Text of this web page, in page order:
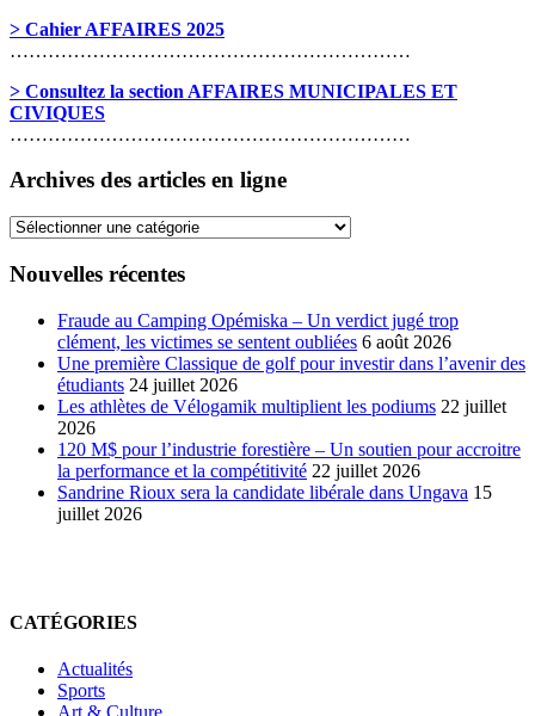
> Cahier AFFAIRES 2025
………………………………………………………
> Consultez la section AFFAIRES MUNICIPALES ET
CIVIQUES
………………………………………………………
Archives des articles en ligne
Archives
articles
Nouvelles récentes
Fraude au Camping Opémiska – Un verdict jugé trop
clément, les victimes se sentent oubliées 6 août 2026
Une première Classique de golf pour investir dans l’avenir des
étudiants 24 juillet 2026
Les athlètes de Vélogamik multiplient les podiums 22 juillet
2026
120 M$ pour l’industrie forestière – Un soutien pour accroitre
la performance et la compétitivité 22 juillet 2026
Sandrine Rioux sera la candidate libérale dans Ungava 15
juillet 2026
CATÉGORIES
Actualités
Sports
Art & Culture